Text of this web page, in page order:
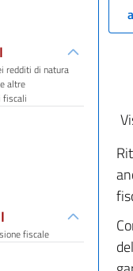
redditi di natura
altre
fiscali
fiscale